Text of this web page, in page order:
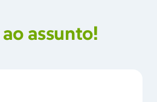
ao assunto!